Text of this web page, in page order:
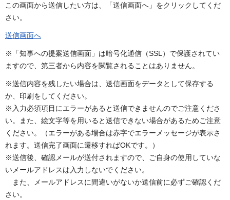
この画面から送信したい方は、「送信画面へ」をクリックしてくだ
さい。
送信画面へ
※「知事への提案送信画面」は暗号化通信（SSL）で保護されてい
ますので、第三者から内容を閲覧されることはありません。
※送信内容を残したい場合は、送信画面をデータとして保存する
か、印刷をしてください。
※入力必須項目にエラーがあると送信できませんのでご注意くださ
い。また、絵文字等を用いると送信できない場合があるためご注意
ください。（エラーがある場合は赤字でエラーメッセージが表示さ
れます。送信完了画面に遷移すればOKです。）
※送信後、確認メールが送付されますので、ご自身の使用していな
いメールアドレスは入力しないでください。
また、メールアドレスに間違いがないか送信前に必ずご確認くだ
さい。